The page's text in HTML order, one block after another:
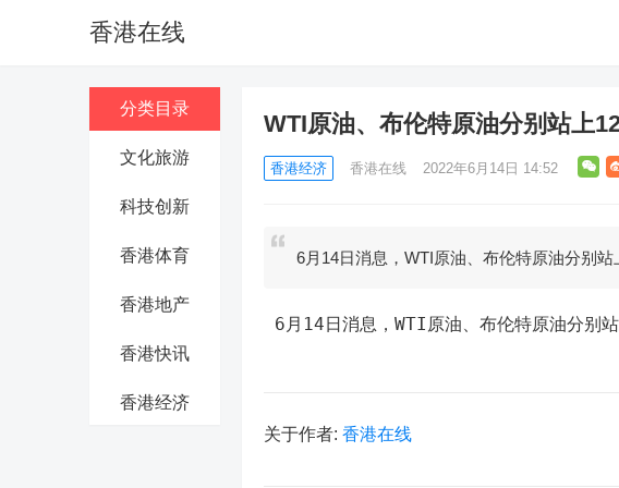
香港在线
分类目录
文化旅游
科技创新
香港体育
香港地产
香港快讯
香港经济
WTI原油、布伦特原油分别站上
香港经济 香港在线 2022年6月14日 14:52
6月14日消息，WTI原油、布伦特原油分别站
6月14日消息，WTI原油、布伦特原油分别
关于作者: 香港在线